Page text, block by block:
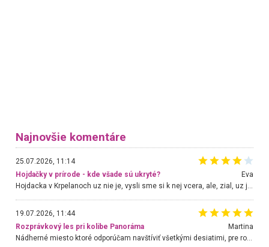
Najnovšie komentáre
25.07.2026, 11:14
Hojdačky v prírode - kde všade sú ukryté?
Eva
Hojdacka v Krpelanoch uz nie je, vysli sme si k nej vcera, ale, zial, uz je znicena. Ak sem planujete cestu len kvoli hojdacke, mozete si ju usetrit. Krasny vyhlad je tu vsak aj bez hojdacky :-)
19.07.2026, 11:44
Rozprávkový les pri kolibe Panoráma
Martina
Nádherné miesto ktoré odporúčam navštíviť všetkými desiatimi, pre rodiny s deťmi, dôchodcom... Proste a jednoducho ozaj rozprávkový les.. určite ešte prídeme. Odniesli sme si na pamiatku krásne tričká,